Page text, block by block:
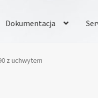
Dokumentacja
Referencje
z uchwytem